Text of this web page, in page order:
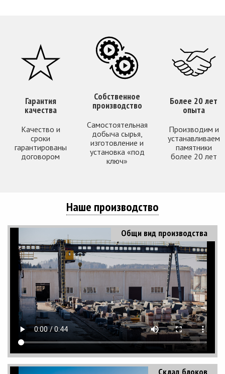
Гарантия
качества
Качество и
сроки
гарантированы
договором
Собственное
производство
Самостоятельная
добыча сырья,
изготовление и
установка «под
ключ»
Более 20 лет
опыта
Производим и
устанавливаем
памятники
более 20 лет
Наше производство
Общи вид производства
Склад блоков